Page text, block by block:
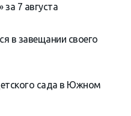
за 7 августа
в завещании своего
сада в Южном